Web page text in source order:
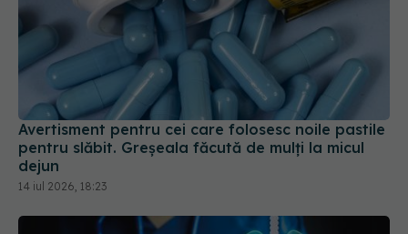
Avertisment pentru cei care folosesc noile pastile
pentru slăbit. Greșeala făcută de mulți la micul
dejun
14 iul 2026, 18:23